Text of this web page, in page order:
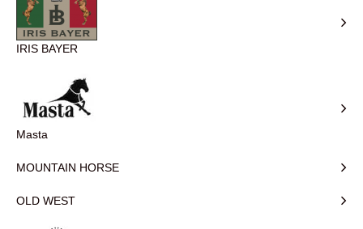
IRIS BAYER
Masta
MOUNTAIN HORSE
OLD WEST